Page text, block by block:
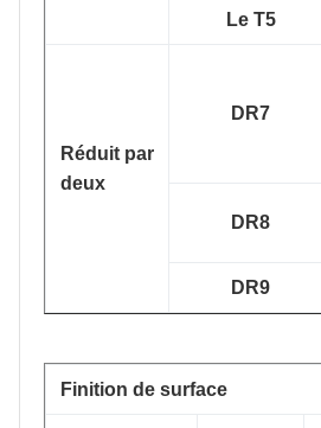
Le T5
Réduit par
deux
DR7
DR8
DR9
Finition de surface